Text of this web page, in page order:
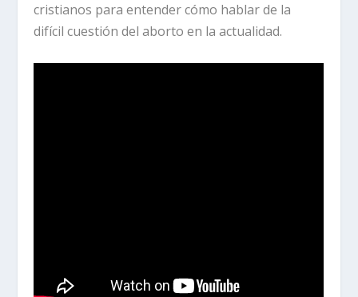
cristianos para entender cómo hablar de la
difícil cuestión del aborto en la actualidad.